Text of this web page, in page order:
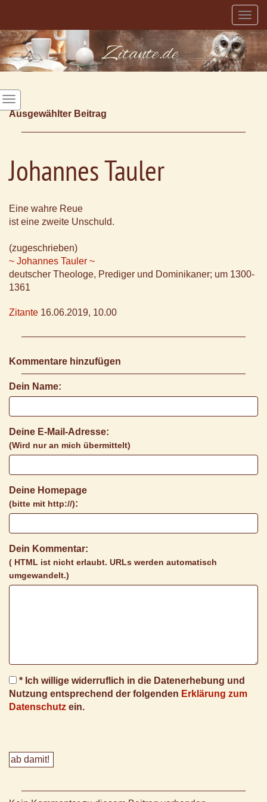
Ausgewählter Beitrag
Johannes Tauler
Eine wahre Reue
ist eine zweite Unschuld.
(zugeschrieben)
~ Johannes Tauler ~
deutscher Theologe, Prediger und Dominikaner; um 1300-
1361
Zitante 16.06.2019, 10.00
Kommentare hinzufügen
Dein Name:
Deine E-Mail-Adresse:
(Wird nur an mich übermittelt)
Deine Homepage
(bitte mit http://):
Dein Kommentar:
( HTML ist nicht erlaubt. URLs werden automatisch
umgewandelt.)
* Ich willige widerruflich in die Datenerhebung und
Nutzung entsprechend der folgenden Erklärung zum
Datenschutz ein.